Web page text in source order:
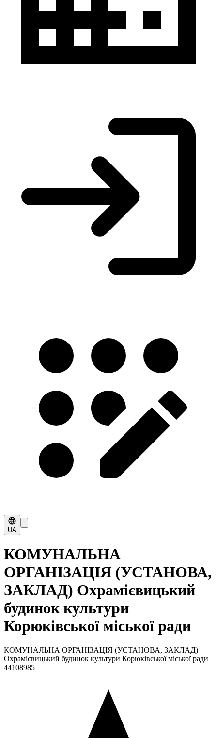
UA
КОМУНАЛЬНА
ОРГАНІЗАЦІЯ (УСТАНОВА,
ЗАКЛАД) Охрамієвицький
будинок культури
Корюківської міської ради
КОМУНАЛЬНА ОРГАНІЗАЦІЯ (УСТАНОВА, ЗАКЛАД)
Охрамієвицький будинок культури Корюківської міської ради
44108985